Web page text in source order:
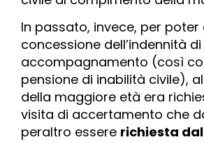
In passato, invece, per
concessione dell’indennità di
accompagnamento (così
pensione di inabilità civile),
della maggiore età era
visita di accertamento che
peraltro essere richiesta